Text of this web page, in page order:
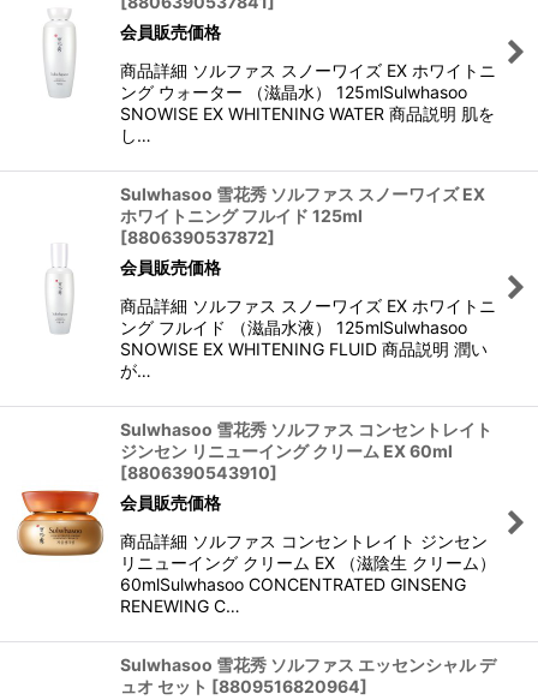
会員販売価格
商品詳細 ソルファス スノーワイズ EX ホワイトニ
ング ウォーター （滋晶水） 125mlSulwhasoo
SNOWISE EX WHITENING WATER 商品説明 肌を
し…
Sulwhasoo 雪花秀 ソルファス スノーワイズ EX
ホワイトニング フルイド 125ml
[8806390537872]
会員販売価格
商品詳細 ソルファス スノーワイズ EX ホワイトニ
ング フルイド （滋晶水液） 125mlSulwhasoo
SNOWISE EX WHITENING FLUID 商品説明 潤い
が…
Sulwhasoo 雪花秀 ソルファス コンセントレイト
ジンセン リニューイング クリーム EX 60ml
[8806390543910]
会員販売価格
商品詳細 ソルファス コンセントレイト ジンセン
リニューイング クリーム EX （滋陰生 クリーム）
60mlSulwhasoo CONCENTRATED GINSENG
RENEWING C…
Sulwhasoo 雪花秀 ソルファス エッセンシャル デ
ュオ セット [8809516820964]